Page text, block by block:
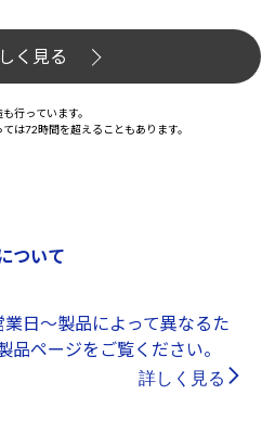
く見る
行っています。
は72時間を超えることもあります。
ついて
日～製品によって異なるた
品ページをご覧ください。
詳しく見る